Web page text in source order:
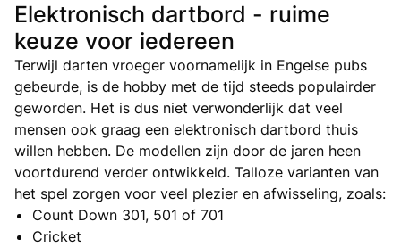
Elektronisch dartbord - ruime
keuze voor iedereen
Terwijl darten vroeger voornamelijk in Engelse pubs
gebeurde, is de hobby met de tijd steeds populairder
geworden. Het is dus niet verwonderlijk dat veel
mensen ook graag een elektronisch dartbord thuis
willen hebben. De modellen zijn door de jaren heen
voortdurend verder ontwikkeld. Talloze varianten van
het spel zorgen voor veel plezier en afwisseling, zoals:
Count Down 301, 501 of 701
Cricket